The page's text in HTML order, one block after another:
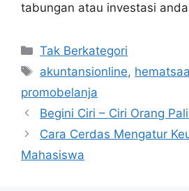
tabungan atau investasi
Kategori
Tak Berkategori
Tag
akuntansionline,
promobelanja
Begini Ciri – Ciri Orang
Cara Cerdas Mengatur
Mahasiswa